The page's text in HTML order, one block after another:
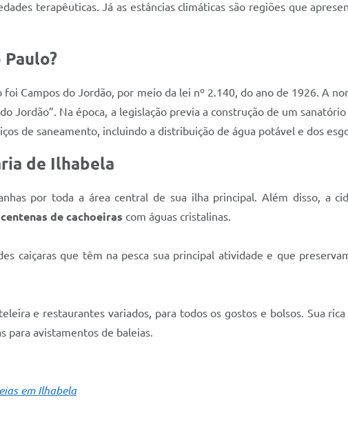
terapêuticas. Já as estâncias climáticas são regiões que
Campos do Jordão, por meio da lei nº 2.140, do ano de 1926. A
Jordão”. Na época, a legislação previa a construção de um
de saneamento, incluindo a distribuição de água potável e dos
de Ilhabela
por toda a área central de sua ilha principal. Além disso, a
centenas de cachoeiras com águas cristalinas.
caiçaras que têm na pesca sua principal atividade e que
e restaurantes variados, para todos os gostos e bolsos. Sua
para avistamentos de baleias.
em Ilhabela